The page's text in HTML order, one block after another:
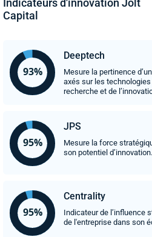
Indicateurs d'innovation Jolt
Capital
Deeptech
Mesure la pertinence
axés sur les
recherche et de
JPS
Mesure la force
son potentiel d’innovation.
Centrality
Indicateur de l’influence
de l'entreprise dans son